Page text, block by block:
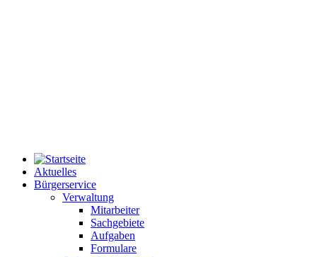
Aktuelles
Bürgerservice
Verwaltung
Mitarbeiter
Sachgebiete
Aufgaben
Formulare